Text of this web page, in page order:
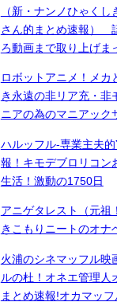
（新・ナンノひゃく
さん的まとめ速報）
ろ動画まで取り上げま
ロボットアニメ！メカ
き永遠の非リア充・非
ニアの為のマニアック
ハルッフル-専業主夫
報！キモデブロリコン
生活！激動の1750日
アニゲタレスト（元
きこもりニートのオナ
火浦のシネマッフル映
ルの杜！オネエ管理人
まとめ速報!オカマッ